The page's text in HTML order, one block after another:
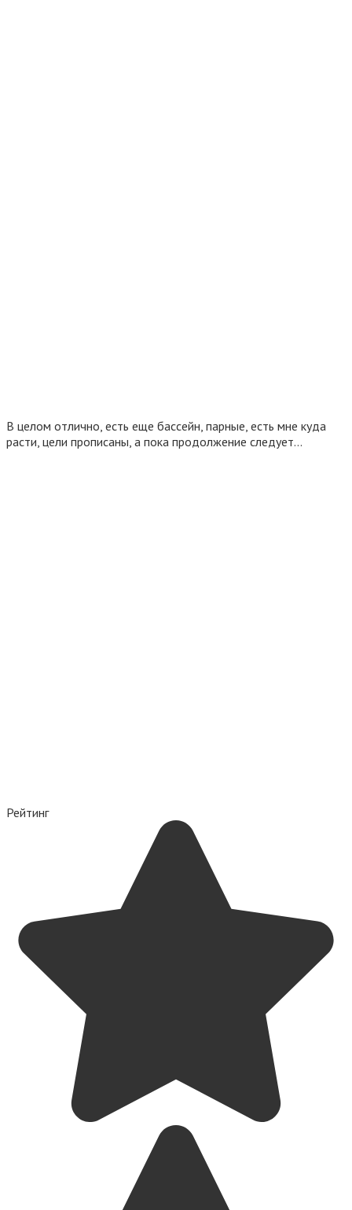
В целом отлично, есть еще бассейн, парные, есть мне куда
расти, цели прописаны, а пока продолжение следует…
Рейтинг